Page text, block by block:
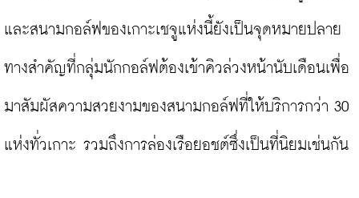
และสนามกอล์ฟของเกาะเชจูแห่งนี้ยังเป็นจุดหมายปลาย
ทางสำคัญที่กลุ่มนักกอล์ฟต้องเข้าคิวล่วงหน้านับเดือนเพื่อ
มาสัมผัสความสวยงามของสนามกอล์ฟที่ให้บริการกว่า 30
แห่งทั่วเกาะ รวมถึงการล่องเรือยอชต์ซึ่งเป็นที่นิยมเช่นกัน